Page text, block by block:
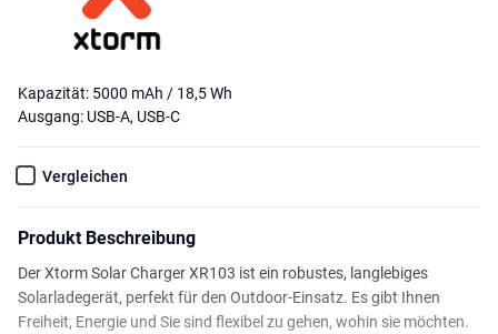
Kapazität: 5000 mAh / 18,5 Wh
Ausgang: USB-A, USB-C
Vergleichen
Produkt Beschreibung
Der Xtorm Solar Charger XR103 ist ein robustes, langlebiges
Solarladegerät, perfekt für den Outdoor-Einsatz. Es gibt Ihnen
Freiheit, Energie und Sie sind flexibel zu gehen, wohin sie möchten.